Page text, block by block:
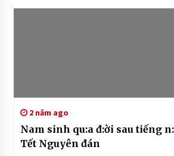
2 năm ago
Nam sinh qu:a đ:ời sau tiếng
Tết Nguyên đán